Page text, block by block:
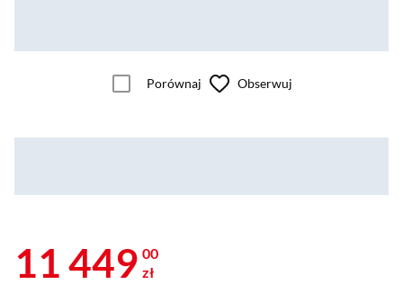
Porównaj Obserwuj
11 449 00
zł